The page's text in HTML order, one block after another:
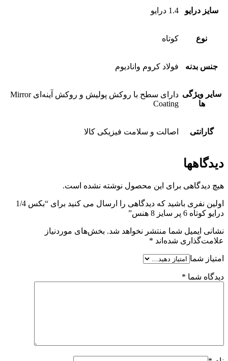
سایز درایو 1.4 درایو
نوع کوتاه
جنس بدنه فولاد کروم وانادیوم
سایر ویژگی
ها
دارای سطح با روکش پولیش و روکش آینه‌ای Mirror
Coating
گارانتی اصالت و سلامت فیزیکی کالا
دیدگاهها
هیچ دیدگاهی برای این محصول نوشته نشده است.
اولین نفری باشید که دیدگاهی را ارسال می کنید برای “بکس 1/4
درایو کوتاه 6 پر سایز 8 هنس”
نشانی ایمیل شما منتشر نخواهد شد. بخش‌های موردنیاز
علامت‌گذاری شده‌اند *
امتیاز شما
دیدگاه شما *